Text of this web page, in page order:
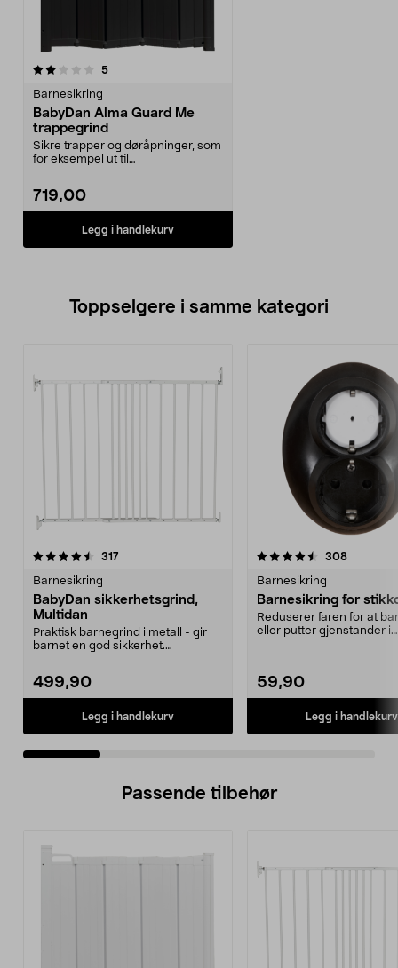
5anmeldelser
Barnesikring
BabyDan Alma Guard Me
trappegrind
Sikre trapper og døråpninger, som
for eksempel ut til
719,00
Legg i handlekurv
Toppselgere i samme kategori
317anmeldelser
Barnesikring
BabyDan sikkerhetsgrind,
Multidan
Praktisk barnegrind i metall - gir
barnet en god sikkerhet.
499,90
Legg i handlekurv
4.5 av 5 stjerner 308
Barnesikring
Barnesikring for
Reduserer faren for at
eller putter gjenstander i
59,90
Legg i handlekurv
4.5 av 5 stjerner
Passende tilbehør